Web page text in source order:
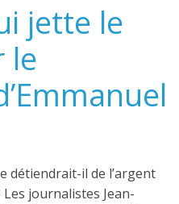
jette le
le
détiendrait-il de l’argent
Les journalistes Jean-